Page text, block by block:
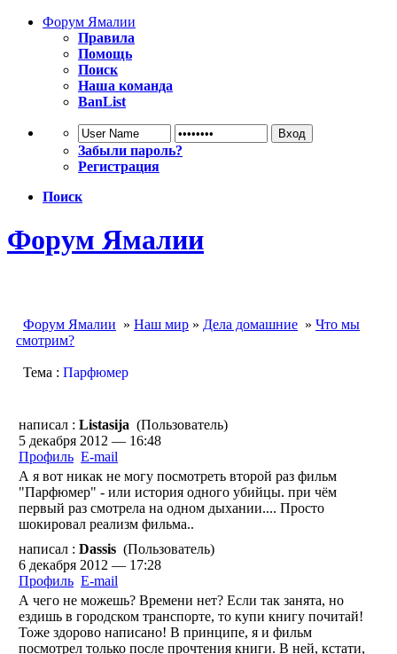
Форум Ямалии
Правила
Помощь
Поиск
Наша команда
BanList
Забыли пароль?
Регистрация
Поиск
Форум Ямалии
Форум Ямалии » Наш мир » Дела домашние » Что мы
смотрим?
Тема : Парфюмер
написал : Listasija (Пользователь)
5 декабря 2012 — 16:48
Профиль E-mail
А я вот никак не могу посмотреть второй раз фильм
"Парфюмер" - или история одного убийцы. при чём
первый раз смотрела на одном дыхании.... Просто
шокировал реализм фильма..
написал : Dassis (Пользователь)
6 декабря 2012 — 17:28
Профиль E-mail
А чего не можешь? Времени нет? Если так занята, но
ездишь в городском транспорте, то купи книгу почитай!
Тоже здорово написано! В принципе, я и фильм
посмотрел только после прочтения книги. В ней, кстати,